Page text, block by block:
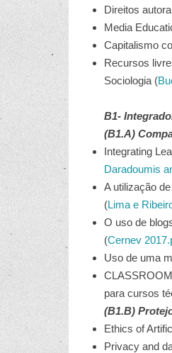
Direitos
Media
Capitalismo
Recursos
Sociologia (
B1-
(B1.A)
Integrating
Daradoumis
A utilização
(Lima e
O uso de
(Cernev
Uso de uma
para cursos
(B1.B)
Ethics of
Privacy and